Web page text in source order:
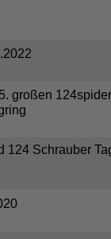
großen
124 Schrauber